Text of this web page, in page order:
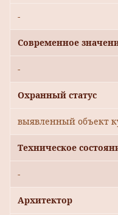
-
Современное
-
Охранный статус
выявленный объект
Техническое
-
Архитектор